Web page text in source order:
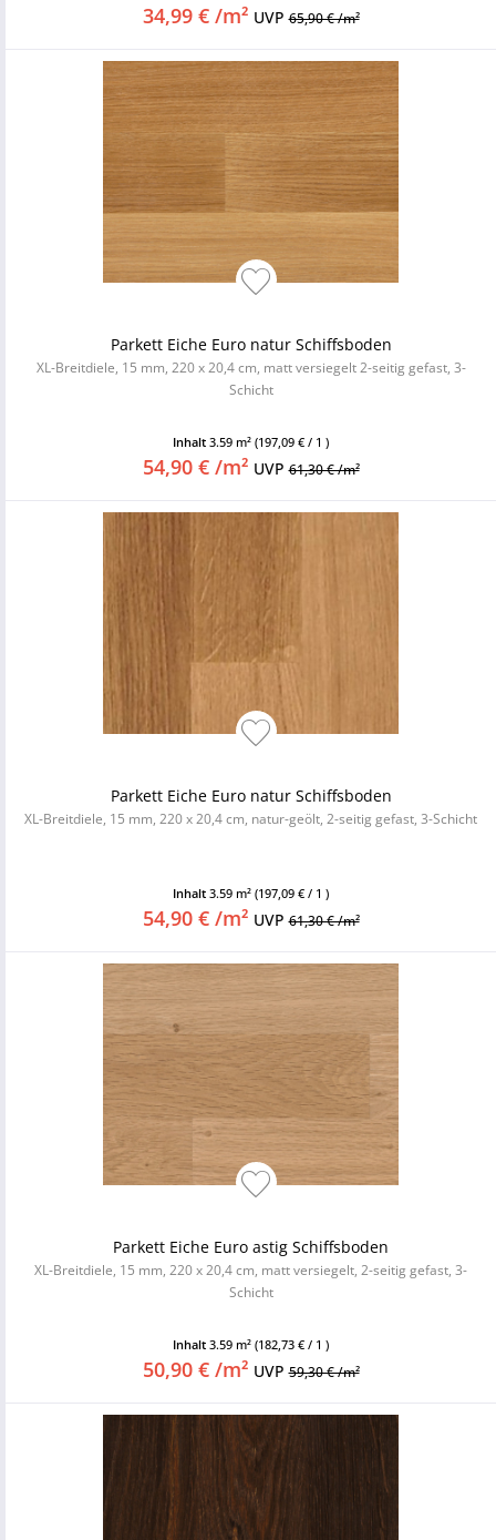
34,99 € /m² UVP65,90 € /m²
Parkett Eiche Euro natur Schiffsboden
XL-Breitdiele, 15 mm, 220 x 20,4 cm, matt versiegelt 2-seitig gefast, 3-
Schicht
Inhalt 3.59 m² (197,09 € / 1 )
54,90 € /m² UVP61,30 € /m²
Parkett Eiche Euro natur Schiffsboden
XL-Breitdiele, 15 mm, 220 x 20,4 cm, natur-geölt, 2-seitig gefast, 3-Schicht
Inhalt 3.59 m² (197,09 € / 1 )
54,90 € /m² UVP61,30 € /m²
Parkett Eiche Euro astig Schiffsboden
XL-Breitdiele, 15 mm, 220 x 20,4 cm, matt versiegelt, 2-seitig gefast, 3-
Schicht
Inhalt 3.59 m² (182,73 € / 1 )
50,90 € /m² UVP59,30 € /m²